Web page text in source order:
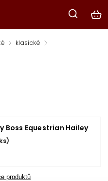
/ klasické /
Boss Equestrian Hailey
produktů